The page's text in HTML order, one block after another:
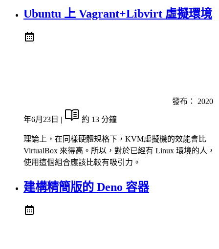
Ubuntu 上 Vagrant+Libvirt 虛擬環境
發布： 2020
年6月23日 | 約 13 分鐘
理論上，在同樣硬體規格下，KVM虛擬機的效能會比
VirtualBox 來得高。所以，對於已經有 Linux 環境的人，
使用這個組合應該比較有吸引力。
建構精簡版的 Deno 容器